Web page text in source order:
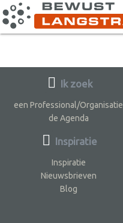
Ik zoek
een Professional/Organisatie
de Agenda
Inspiratie
Inspiratie
Nieuwsbrieven
Blog